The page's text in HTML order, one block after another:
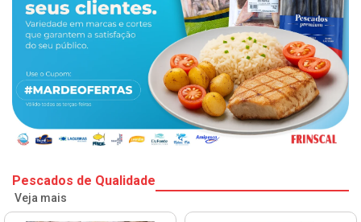
Pescados de Qualidade
Veja mais